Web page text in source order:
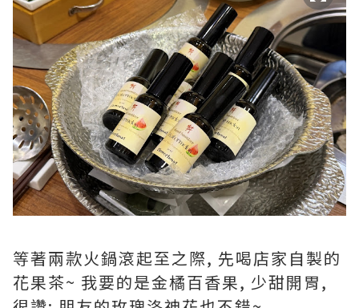
等著兩款火鍋滾起至之際, 先喝店家自製的
花果茶~ 我要的是金橘百香果, 少甜開胃,